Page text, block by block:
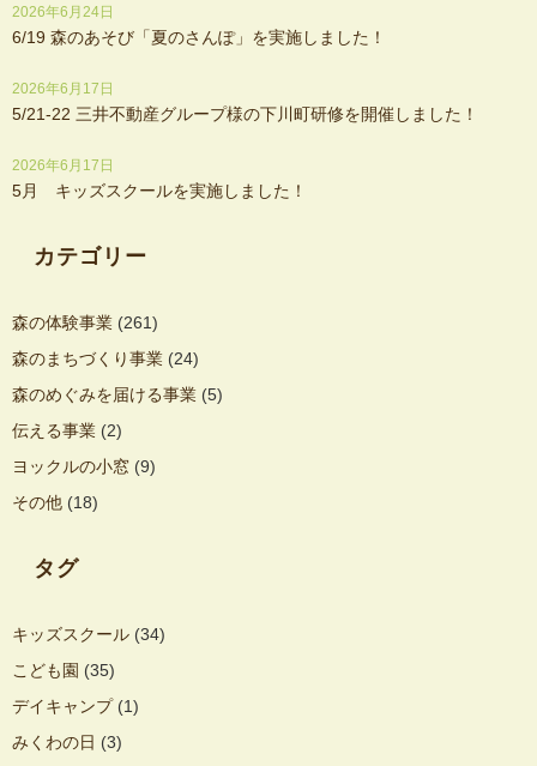
2026年6月24日
6/19 森のあそび「夏のさんぽ」を実施しました！
2026年6月17日
5/21-22 三井不動産グループ様の下川町研修を開催しました！
2026年6月17日
5月 キッズスクールを実施しました！
カテゴリー
森の体験事業 (261)
森のまちづくり事業 (24)
森のめぐみを届ける事業 (5)
伝える事業 (2)
ヨックルの小窓 (9)
その他 (18)
タグ
キッズスクール (34)
こども園 (35)
デイキャンプ(1)
みくわの日 (3)